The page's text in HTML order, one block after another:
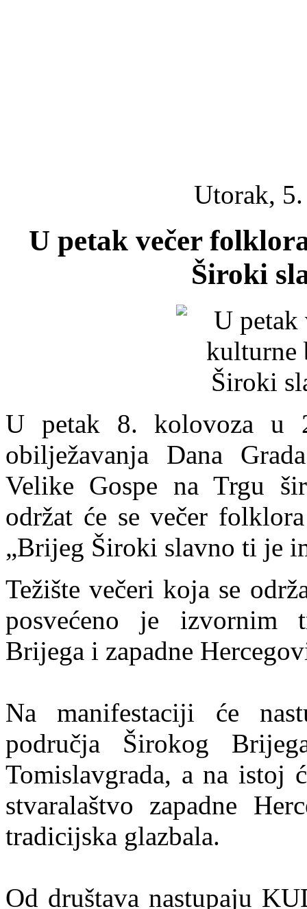
Utorak,
U petak večer
Široki
U petak 8. kolovoza u
obilježavanja Dana
Velike Gospe na Trgu
održat će se večer
„Brijeg Široki slavno ti je
Težište večeri koja se
posvećeno je izvornim
Brijega i zapadne
Na manifestaciji će
područja Širokog
Tomislavgrada, a na istoj
stvaralaštvo zapadne
tradicijska glazbala.
Od društava nastupaju